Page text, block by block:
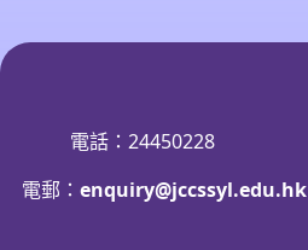
電話：24450228
電郵： enquiry@jccssyl.edu.hk